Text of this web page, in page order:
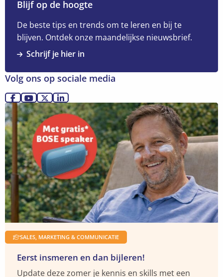
toevalstreffer:
waarom
interview
begint
met
een
grondige
voorbereiding
Blijf op de hoogte
De beste tips en trends om te leren en bij te
blijven. Ontdek onze maandelijkse nieuwsbrief.
Schrijf je hier in
Volg ons op sociale media
Ga
naar
Facebook
Ga
naar
YouTube
Ga
naar
X
Ga
naar
LinkedIn
Eerst insmeren en dan bijleren!
SALES, MARKETING & COMMUNICATIE
Update deze zomer je kennis en skills met een
Lees
meer
over
Ontdek
meer